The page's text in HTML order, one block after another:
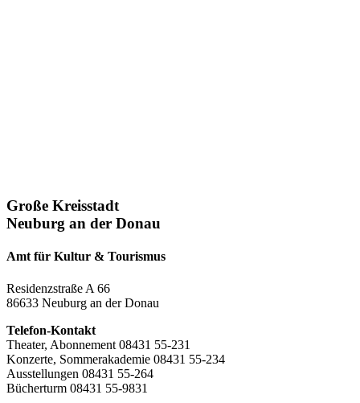
Große Kreisstadt
Neuburg an der Donau
Amt für Kultur & Tourismus
Residenzstraße A 66
86633 Neuburg an der Donau
Telefon-Kontakt
Theater, Abonnement 08431 55-231
Konzerte, Sommerakademie 08431 55-234
Ausstellungen 08431 55-264
Bücherturm 08431 55-9831